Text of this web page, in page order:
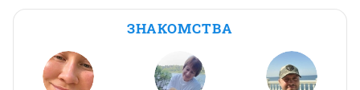
ЗНАКОМСТВА